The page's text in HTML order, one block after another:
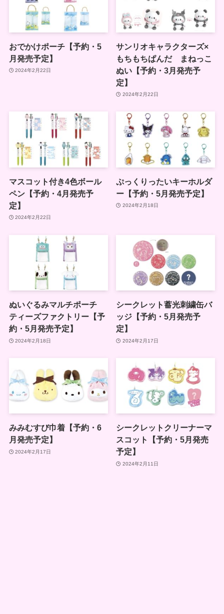
おでかけポーチ【予約・5
月発売予定】
2024年2月22日
サンリオキャラクターズ×
もちもちぱんだ まねっこ
ぬい【予約・3月発売予
定】
2024年2月22日
マスコット付き4色ボール
ペン【予約・4月発売予
定】
2024年2月22日
ぷっくりったいキーホルダ
ー【予約・5月発売予定】
2024年2月18日
ぬいぐるみマルチポーチ
ティーズファクトリー【予
約・5月発売予定】
2024年2月18日
シークレット蓄光刺繍缶バ
ッジ【予約・5月発売予
定】
2024年2月17日
みみむすび巾着【予約・6
月発売予定】
2024年2月17日
シークレットクリーナーマ
スコット【予約・5月発売
予定】
2024年2月11日